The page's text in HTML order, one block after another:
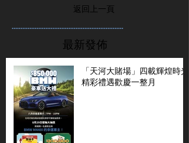
返回上一頁
...............................................................
最新發佈
「天河大賭場」四載輝煌時光
精彩禮遇歡慶一整月